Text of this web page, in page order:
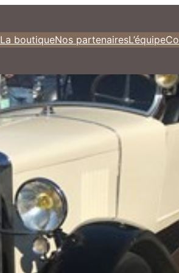
La boutiqueNos partenairesL’équipe